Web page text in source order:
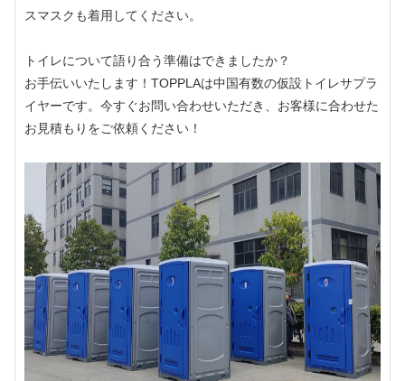
スマスクも着用してください。
トイレについて語り合う準備はできましたか？
お手伝いいたします！TOPPLAは中国有数の仮設トイレサプラ
イヤーです。今すぐお問い合わせいただき、お客様に合わせた
お見積もりをご依頼ください！